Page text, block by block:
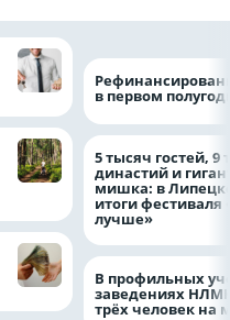
в первом
5 тысяч гостей, 9
династий и
мишка: в
итоги фестиваля
лучше»
В профильных
заведениях
трёх человек на